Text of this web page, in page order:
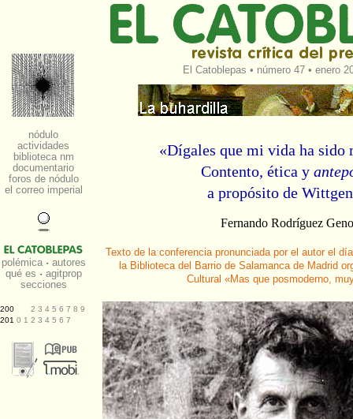
El Catoblepas • número 47 • enero
«Dígales que mi vida ha sido
Contento, ética y
a propósito de
Fernando Rodríguez
Texto de la conferencia pronunciada por el autor el
la Biblioteca del Barrio de Salamanca de Madrid
Cultural «Mas que posmoderno,